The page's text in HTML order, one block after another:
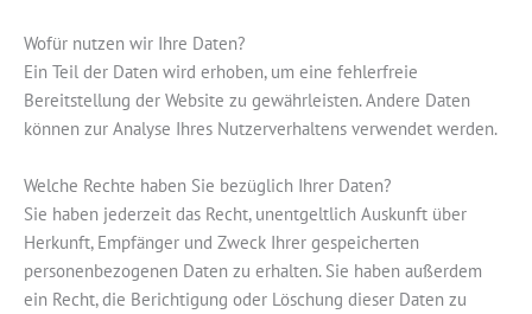
Wofür nutzen wir Ihre Daten?
Ein Teil der Daten wird erhoben, um eine fehlerfreie
Bereitstellung der Website zu gewährleisten. Andere Daten
können zur Analyse Ihres Nutzerverhaltens verwendet werden.
Welche Rechte haben Sie bezüglich Ihrer Daten?
Sie haben jederzeit das Recht, unentgeltlich Auskunft über
Herkunft, Empfänger und Zweck Ihrer gespeicherten
personenbezogenen Daten zu erhalten. Sie haben außerdem
ein Recht, die Berichtigung oder Löschung dieser Daten zu